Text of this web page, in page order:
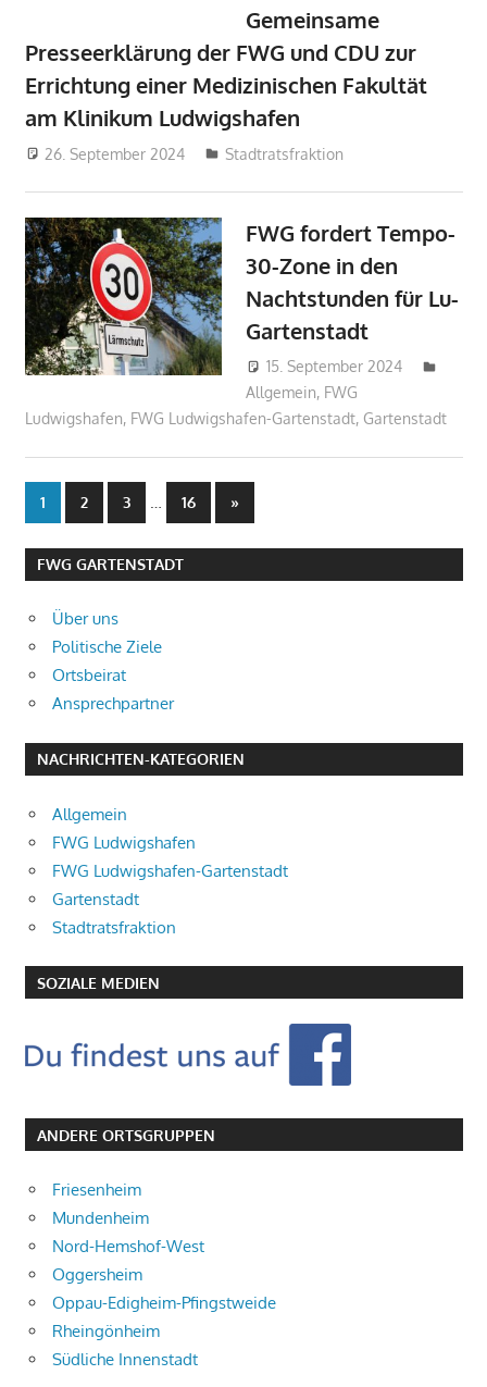
Gemeinsame
Presseerklärung der FWG und CDU zur
Errichtung einer Medizinischen Fakultät
am Klinikum Ludwigshafen
26. September 2024 admin
Stadtratsfraktion
FWG fordert Tempo-
30-Zone in den
Nachtstunden für Lu-
Gartenstadt
15. September 2024
Allgemein, FWG
Ludwigshafen, FWG Ludwigshafen-Gartenstadt, Gartenstadt
Seitennummerierung
der
Beiträge
1 2 3 … 16
Nächste
Beiträge
»
FWG GARTENSTADT
Über uns
Politische Ziele
Ortsbeirat
Ansprechpartner
NACHRICHTEN-KATEGORIEN
Allgemein
FWG Ludwigshafen
FWG Ludwigshafen-Gartenstadt
Gartenstadt
Stadtratsfraktion
SOZIALE MEDIEN
ANDERE ORTSGRUPPEN
Friesenheim
Mundenheim
Nord-Hemshof-West
Oggersheim
Oppau-Edigheim-Pfingstweide
Rheingönheim
Südliche Innenstadt